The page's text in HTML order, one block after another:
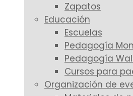
Zapatos
Educación
Escuelas
Pedagogía
Pedagogía
Cursos para
Organización de